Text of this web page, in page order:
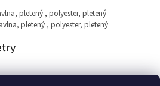
pletený , polyester, pletený
pletený , polyester, pletený